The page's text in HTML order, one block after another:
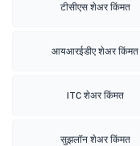
टीसीएस शेअर किंमत
आयआरईडीए शेअर किंमत
ITC शेअर किंमत
सुझलॉन शेअर किंमत